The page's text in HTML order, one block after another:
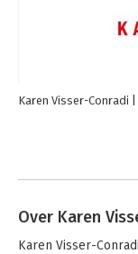
Karen Visser-Conradi
Over Karen
Karen Visser-